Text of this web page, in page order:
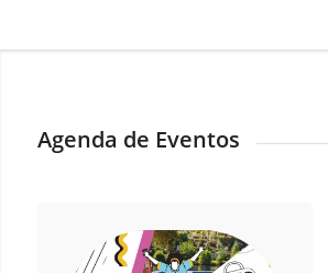
Agenda de Eventos